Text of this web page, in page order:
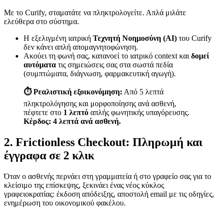
Με το Curify, σταματάτε να πληκτρολογείτε. Απλά μιλάτε
ελεύθερα στο σύστημα.
Η εξελιγμένη ιατρική Τεχνητή Νοημοσύνη (AI) του Curify
δεν κάνει απλή απομαγνητοφώνηση.
Ακούει τη φωνή σας, κατανοεί το ιατρικό context και δομεί
αυτόματα τις σημειώσεις σας στα σωστά πεδία
(συμπτώματα, διάγνωση, φαρμακευτική αγωγή).
⏱️ Ρεαλιστική εξοικονόμηση: Από 5 λεπτά
πληκτρολόγησης και μορφοποίησης ανά ασθενή,
πέφτετε στο 1 λεπτό απλής φωνητικής υπαγόρευσης.
Κέρδος: 4 λεπτά ανά ασθενή.
2. Frictionless Checkout: Πληρωμή και
έγγραφα σε 2 κλικ
Όταν ο ασθενής περνάει στη γραμματεία ή στο γραφείο σας για το
κλείσιμο της επίσκεψης, ξεκινάει ένας νέος κύκλος
γραφειοκρατίας: έκδοση απόδειξης, αποστολή email με τις οδηγίες,
ενημέρωση του οικονομικού φακέλου.